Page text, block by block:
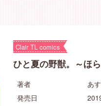
Clair TL comics
ひと夏の野獣。～ほ
著者
あ
発売日